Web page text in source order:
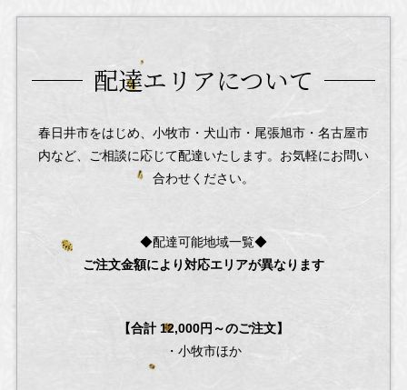
配達エリアについて
春日井市をはじめ、小牧市・犬山市・尾張旭市・名古屋市
内など、 ご相談に応じて配達いたします。お気軽にお問い
合わせください。
◆配達可能地域一覧◆
ご注文金額により対応エリアが異なります
【合計 12,000円～のご注文】
・小牧市ほか